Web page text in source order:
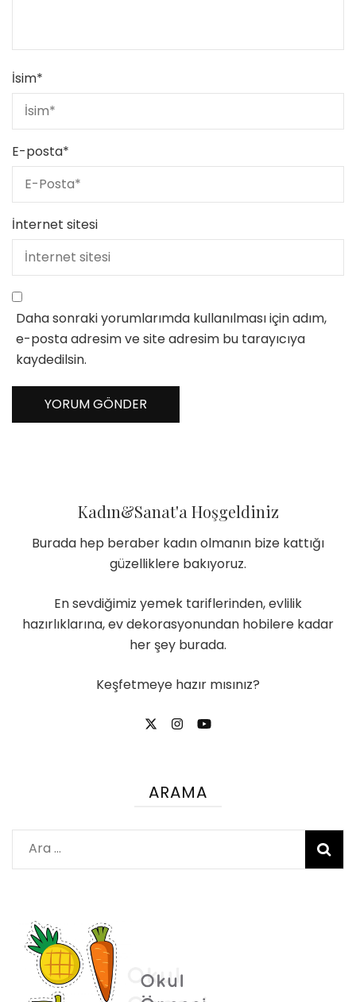
İsim*
E-posta*
İnternet sitesi
Daha sonraki yorumlarımda kullanılması için adım,
e-posta adresim ve site adresim bu tarayıcıya
kaydedilsin.
Kadın&Sanat'a Hoşgeldiniz
Burada hep beraber kadın olmanın bize kattığı
güzelliklere bakıyoruz.
En sevdiğimiz yemek tariflerinden, evlilik
hazırlıklarına, ev dekorasyonundan hobilere kadar
her şey burada.
Keşfetmeye hazır mısınız?
ARAMA
Arama: